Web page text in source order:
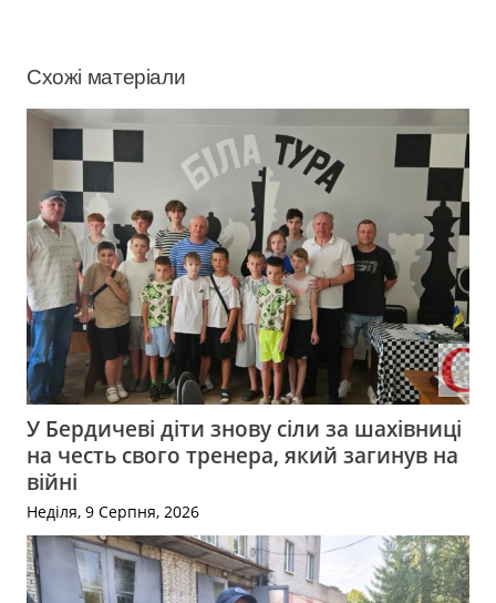
Схожі матеріали
У Бердичеві діти знову сіли за шахівниці
на честь свого тренера, який загинув на
війні
Неділя, 9 Серпня, 2026